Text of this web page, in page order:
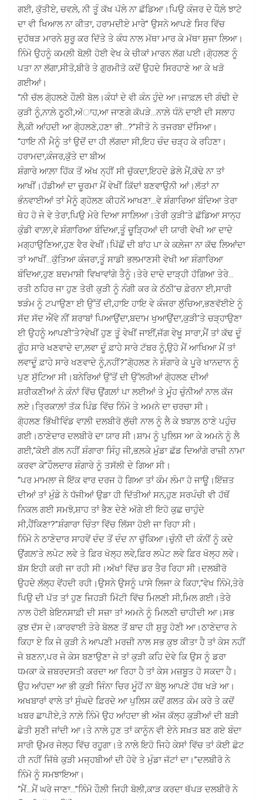
ਗਈ, ਕੁੱਤੀਏ, ਚਵਲ਼ੇ, ਨੀ ਤੂੰ ਕੱਖ ਪੱਲੇ ਨਾ ਛੱਡਿਆ।ਪਿਉ ਕੰਜਰ ਦੇ ਧੌਲ਼ੇ ਝਾਟੇ
ਦਾ ਵੀ ਖਿਆਲ ਨਾ ਕੀਤਾ, ਹਰਾਮਦੀਏ ਮਾਰੇ” ਉਸਨੇ ਆਪਣੇ ਸਿਰ ਵਿੱਚ
ਦੁਹੱਥੜ ਮਾਰਨੇ ਸ਼ੁਰੂ ਕਰ ਦਿੱਤੇ ਤੇ ਕੰਧ ਨਾਲ ਮੱਥਾ ਮਾਰ ਕੇ ਮੱਥਾ ਸੁਜਾ ਲਿਆ।
ਨਿੰਮੋ ਉਹਨੂੰ ਕਮਲ਼ੀ ਬੋਲ਼ੀ ਹੋਈ ਵੇਖ ਕੇ ਚੀਕਾਂ ਮਾਰਨ ਲੱਗ ਪਈ।ਗੋ੍ਹਲਣ ਨੂੰ
ਪਤਾ ਨਾ ਲੱਗਾ,ਸੀਤੋ,ਬੀਰੋ ਤੇ ਗੁਰਮੀਤੋ ਕਦੋਂ ਉਹਦੇ ਸਿਰਹਾਣੇ ਆ ਕੇ ਖੜੋ
ਗਈਆਂ।
“ਨੀ ਚੱਲ ਗੋ੍ਹਲਣੇ ਹੌਲ਼ੀ ਬੋਲ।ਕੰਧਾਂ ਦੇ ਵੀ ਕੰਨ ਹੁੰਦੇ ਆ।ਜਾਫ਼ਲ਼ ਦੀ ਗੰਢੀ ਦੇ
ਕੁੜੀ ਨੂੰ,ਨਾਲ਼ੇ ਠੂਠੀ,ਅੱਾਹ,ਆ ਜਾਣਗੇ ਕੱਪੜੇ…ਨਾਲ਼ੇ ਧੰਨੋ ਦਾਈ ਦੀ ਸਲਾਹ
ਲੈ,ਕੀ ਆਂਹਦੀ ਆ ਗੋ੍ਹਲਣੇ,ਹਣਾ ਭੀ…?”ਸੀਤੋ ਨੇ ਤਜਰਬਾ ਦੱਸਿਆ।
“ਹਾਇ ਨੀ ਮੈਨੂੰ ਤਾਂ ਉਦੋਂ ਦਾ ਹੀ ਲੱਗਦਾ ਸੀ,ਇਹ ਚੰਦ ਚੜ੍ਹ ਕੇ ਰਹਿਣਾ।
ਹਰਾਮਦਾ,ਕੰਜਰ,ਕੁੱਤੇ ਦਾ ਬੀਅ
ਸ਼ੰਗਾਰੇ ਆਲ਼ਾ ਹਿੱਕ ਤੋਂ ਅੱਖ ਨ੍ਹੀਂ ਸੀ ਚੁੱਕਦਾ,ਇਹਦੇ ਡੇਲੇ ਮੈਂ,ਕੱਢੇ ਨਾ ਤਾਂ
ਆਖੀਂ।ਹੱਡੀਆਂ ਦਾ ਚੂਰਮਾ ਮੈਂ ਵੇਖੀਂ ਕਿੱਦਾਂ ਬਣਵਾਉਨੀ ਆਂ।ਲੱਤਾਂ ਨਾ
ਭੰਨਵਾਈਆਂ ਤਾਂ ਮੈਨੂੰ ਗ੍ਹੋਲਣ ਕੀਹਨੇਂ ਆਖਣਾ…ਵੇ ਸ਼ੰਗਾਰਿਆ ਬੰਦਿਆ ਤੇਰਾ
ਥੇਹ ਹੋ ਜੇ ਵੇ ਤੇਰਾ,ਪਿਉ ਮੇਰੇ ਦਿਆ ਸਾਲ਼ਿਆ।ਤੇਰੀ ਕੁੜੀ’ਤੇ ਛੱਡਿਆ ਸਾਨ੍ਹ
ਕੁੰਡੀ ਵਾਲ਼ਾ,ਵੇ ਸ਼ੰਗਾਰਿਆ ਬੰਦਿਆ,ਤੂੰ ਚੂੜ੍ਹਿਆਂ ਦੀ ਯਾਰੀ ਵੇਖੀ ਆ ਦਾਦੇ
ਮਗ੍ਹਾਉਣਿਆ,ਹੁਣ ਵੈਰ ਵੇਖੀਂ।ਪਿੱਛੋਂ ਦੀ ਬਾਂਹ ਪਾ ਕੇ ਕਲ਼ੇਜਾ ਨਾ ਕੱਢ ਲਿਆਂਦਾ
ਤਾਂ ਆਖੀਂ…ਕੁੱਤਿਆ ਕੰਜਰਾ,ਤੂੰ ਸਾਡੀ ਭਲਮਾਣਸੀ ਵੇਖੀ ਆ ਸ਼ੰਗਾਰਿਆ
ਬੰਦਿਆ,ਹੁਣ ਬਦਮਾਸ਼ੀ ਵਿਖਾਵਾਂਗੇ ਤੈਨੂੰ।ਤੇਰੇ ਦਾਦੇ ਦਾੜ੍ਹੀ ਹੱਗਿਆ ਤੇਰੇ…
ਰਤੀ ਠਹਿਰ ਜਾ ਹੁਣ ਤੇਰੀ ਕੁੜੀ ਨੂੰ ਨੰਗੀ ਕਰ ਕੇ ਠੱਠੀ’ਚ ਫ਼ੇਰਨਾ ਈ,ਸਾਰੀ
ਝੜੰਮ ਨੂੰ ਟਪਾਉਣਾ ਈ ਉੱਤੋਂ ਦੀ,ਹਾਇ ਹਾਇ ਵੇ ਕੰਜਰਾ ਲੁੱਚਿਆ,ਭਣਵੱਈਏ ਨੂੰ
ਸੱਦ ਸੱਦ ਐਂਵੇ ਨੀਂ ਸ਼ਰਾਬਾਂ ਪਿਆਉਂਦਾ,ਬਦਾਮ ਖੁਆਉਂਦਾ,ਕੁੜੀ’ਤੇ ਚੜ੍ਹਾਉਣਾ
ਈ ਉਹਨੂੰ ਆਪਣੀ’ਤੇ?ਵੇਖੀਂ ਹੁਣ ਤੂੰ ਵੇਖੀਂ ਜਾਈਂ,ਜੱਗ ਵੇਖੂ ਸਾਰਾ,ਮੈਂ ਤਾਂ ਕੱਢ ਦੂੰ
ਗੂੰਹ ਸਾਰੇ ਖਣਵਾਦੇ ਦਾ,ਲਵਾ ਦੂੰ ਫ਼ਾਹੇ ਸਾਰੇ ਟੱਬਰ ਨੂੰ,ਉਹੋ ਮੈਂ ਆਖਿਆ ਮੈਂ ਤਾਂ
ਲਵਾਦੂੰ ਫ਼ਾਹੇ ਸਾਰੇ ਖਣਵਾਦੇ ਨੂੰ,ਨਹੀਂ?”ਗੋ੍ਹਲਣ ਨੇ ਸ਼ੰਗਾਰੇ ਕੇ ਪੂਰੇ ਖਾਨਦਾਨ ਨੂੰ
ਪੁਣ ਸੁੱਟਿਆ ਸੀ।ਬਨੇਰਿਆਂ ਉੱਤੋਂ ਦੀ ਉੱਲਰੀਆਂ ਗੋ੍ਹਲਣ ਦੀਆਂ
ਸ਼ਰੀਕਣੀਆਂ ਨੇ ਕੰਨਾਂ ਵਿੱਚ ਉਂਗਲ਼ਾਂ ਪਾ ਲਈਆਂ ਤੇ ਮੂੰਹ ਚੁੰਨੀਆਂ ਨਾਲ ਕੱਜ
ਲਏ।ਤ੍ਰਿਕਾਲ਼ਾਂ ਤੱਕ ਪਿੰਡ ਵਿੱਚ ਨਿੰਮੋ ਤੇ ਅਮਨੇ ਦਾ ਚਰਚਾ ਸੀ।
ਗੋ੍ਹਲਣ ਭਿੱਖੀਵਿੰਡ ਵਾਲ਼ੀ ਦਲਬੀਰੋ ਲੁੱਚੀ ਨਾਲ ਨੂੰ ਲੈ ਕੇ ਝਬਾਲ਼ ਠਾਣੇ ਪਹੁੰਚ
ਗਈ।ਠਾਣੇਦਾਰ ਦਲਬੀਰੋ ਦਾ ਯਾਰ ਸੀ।ਸ਼ਾਮ ਨੂੰ ਪੁਲਿਸ ਆ ਕੇ ਅਮਨੇ ਨੂੰ ਲੈ
ਗਈ,“ਕੋਈ ਗੱਲ ਨਹੀਂ ਸ਼ੰਗਾਰਾ ਸਿੰਹੁ ਜੀ,ਭਲ਼ਕੇ ਮੁੰਡਾ ਛੱਡ ਦਿਆਂਗੇ ਰਾਜ਼ੀ ਨਾਮਾ
ਕਰਵਾ ਕੇ”ਹੌਲਦਾਰ ਸ਼ੰਗਾਰੇ ਨੂੰ ਤਸੱਲੀ ਦੇ ਗਿਆ ਸੀ।
“ਪਰ ਮਾਮਲਾ ਜੇ ਇੱਕ ਵਾਰ ਦਰਜ ਹੋ ਗਿਆ ਤਾਂ ਕੰਮ ਲੰਮਾ ਹੋ ਜਾਊ।ਇੱਜ਼ਤ
ਦੀਆਂ ਤਾਂ ਮੁੰਡੇ ਨੇ ਧੱਜੀਆਂ ਉਡਾ ਹੀ ਦਿੱਤੀਆਂ ਸਨ,ਹੁਣ ਸਰਪੰਚੀ ਵੀ ਹੱਥੋਂ
ਨਿਕਲ ਗਈ ਸਮਝੋ,ਸ਼ਾਹ ਤਾਂ ਭੈਣ ਦੇਣੇ ਅੱਗੇ ਈ ਇਹੋ ਕੁਛ ਚਾਹੁੰਦੇ
ਸੀ,ਹੈਂਕਿਣਾ?”ਸ਼ੰਗਾਰਾ ਚਿੰਤਾ ਵਿੱਚ ਲਿੱਸਾ ਹੋਈ ਜਾ ਰਿਹਾ ਸੀ।
ਨਿੰਮੋ ਨੇ ਠਾਣੇਦਾਰ ਸਾਹਵੇਂ ਦੰਦ ਤੋਂ ਦੰਦ ਨਾ ਚੁੱਕਿਆ।ਚੁੰਨੀ ਦੀ ਕੰਨੀਂ ਨੂੰ ਕਦੇ
ਉਂਗਲ਼’ਤੇ ਲਪੇਟ ਲਵੇ ਤੇ ਫ਼ਿਰ ਖੋਲ੍ਹ ਲਵੇ,ਫ਼ਿਰ ਲਪੇਟ ਲਵੇ ਫ਼ਿਰ ਖੋਲ੍ਹ ਲਵੇ।
ਬੱਸ ਇਹੀ ਕਰੀ ਜਾ ਰਹੀ ਸੀ।ਅੱਖਾਂ ਵਿੱਚ ਡਰ ਤੈਰ ਰਿਹਾ ਸੀ।ਦਲਬੀਰੋ
ਉਹਦੇ ਲੱਲ੍ਹ ਵੇਂਹਦੀ ਰਹੀ।ਉਸਨੇ ਉਸਨੂੰ ਪਾਸੇ ਲਿਜਾ ਕੇ ਕਿਹਾ,“ਵੇਖ ਨਿੰਮੋ,ਤੇਰੇ
ਪਿਉ ਦੀ ਪੱਤ ਤਾਂ ਹੁਣ ਜਿਹੜੀ ਮਿੱਟੀ ਵਿੱਚ ਮਿਲਣੀ ਸੀ,ਮਿਲ ਗਈ।ਤੇਰੇ
ਨਾਲ ਹੋਈ ਬੇਇਨਸਾਫ਼ੀ ਦੀ ਸਜ਼ਾ ਤਾਂ ਅਮਨੇ ਨੂੰ ਮਿਲਣੀ ਚਾਹੀਦੀ ਆ।ਸਭ
ਕੁਝ ਦੱਸ ਦੇ।ਕਾਰਵਾਈ ਤੇਰੇ ਬੋਲਣ ਤੋਂ ਬਾਦ ਹੀ ਸ਼ੁਰੂ ਹੋਣੀ ਆ।ਠਾਣੇਦਾਰ ਨੇ
ਕਿਹਾ ਏ ਕਿ ਜੇ ਕੁੜੀ ਨੇ ਆਪਣੀ ਮਰਜ਼ੀ ਨਾਲ ਸਭ ਕੁਝ ਕੀਤਾ ਹੈ ਤਾਂ ਕੇਸ ਨਹੀਂ
ਜੇ ਬਣਨਾ,ਪਰ ਜੇ ਕੇਸ ਬਣਾਉਣਾ ਜੇ ਤਾਂ ਕੁੜੀ ਕਹਿ ਦੇਵੇ ਕਿ ਉਸ ਨੂੰ ਡਰਾ
ਧਮਕਾ ਕੇ ਜ਼ਬਰਦਸਤੀ ਕਰਦਾ ਆ ਰਿਹਾ ਹੈ ਤਾਂ ਕੇਸ ਮਜ਼ਬੂਤ ਹੋ ਸਕਦਾ ਹੈ।
ਉਹ ਆਂਹਦਾ ਆ ਭੀ ਕੁੜੀ ਜਿੰਨਾ ਚਿਰ ਮੂੰਹੋਂ ਨਾ ਬੋਲੂ ਆਪਣੇ ਹੱਥ ਖੜੇ ਆ।
ਅਖਬਾਰਾਂ ਵਾਲੇ ਤਾਂ ਸੁੰਘਦੇ ਫ਼ਿਰਦੇ ਆ ਪੁਲਿਸ ਕਦੋਂ ਗਲਤ ਕੰਮ ਕਰੇ ਤੇ ਕਦੋਂ
ਖਬਰ ਛਾਪੀਏ,ਤੇ ਨਾਲ਼ੇ ਨਿੰਮੋ ਉਹ ਆਂਹਦਾ ਭੀ ਅੱਜ ਕੱਲ੍ਹ ਕੁੜੀਆਂ ਦੀ ਬੜੀ
ਛੇਤੀ ਸੁਣੀ ਜਾਂਦੀ ਆ।ਤੇ ਨਾਲੇ ਹੁਣ ਤਾਂ ਕਾਨੂੰਨ ਵੀ ਏਨੇ ਸਖ਼ਤ ਬਣ ਗਏ ਬੰਦਾ
ਸਾਰੀ ਉਮਰ ਜੇਲ੍ਹ ਵਿੱਚ ਰਹੂਗਾ।ਤੇ ਨਾਲੇ ਇਹੋ ਜਿਹੇ ਕੇਸਾਂ ਵਿੱਚ ਤਾਂ ਕੋਈ ਛੋਟ
ਹੀ ਨਹੀਂ ਜਿੱਥੇ ਕੁੜੀ ਮਜ੍ਹਬੀਆਂ ਦੀ ਹੋਵੇ ਤੇ ਮੁੰਡਾ ਜੱਟਾਂ ਦਾ।”ਦਲਬੀਰੋ ਨੇ
ਨਿੰਮੋ ਨੂੰ ਸਮਝਾਇਆ।
“ਮੈਂ…ਮੈਂ ਘਰੇ ਜਾਣਾ…”ਨਿੰਮੋ ਹੌਲ਼ੀ ਜਿਹੀ ਬੋਲੀ,ਕਾੜ ਕਰਦਾ ਥੱਪੜ ਦਲਬੀਰੋ ਨੇ